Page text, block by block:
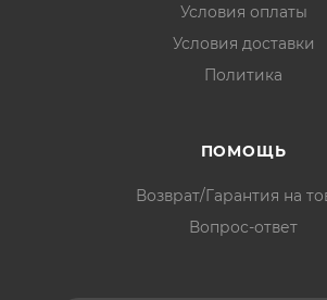
Условия оплаты
Условия доставки
Политика
ПОМОЩЬ
Возврат/Гарантия на
Вопрос-ответ